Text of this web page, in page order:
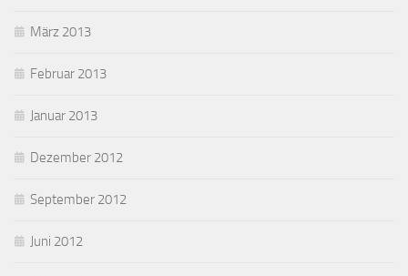
März 2013
Februar 2013
Januar 2013
Dezember 2012
September 2012
Juni 2012